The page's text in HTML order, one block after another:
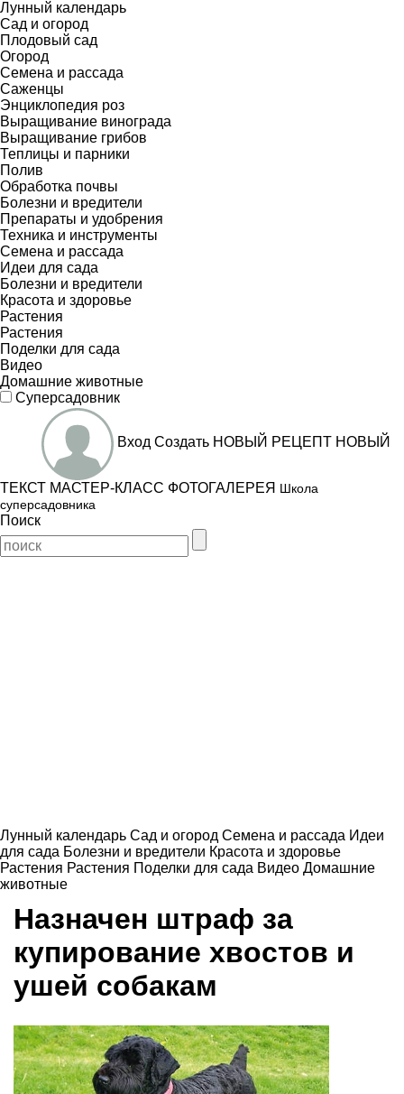
Лунный календарь
Сад и огород
Плодовый сад
Огород
Семена и рассада
Саженцы
Энциклопедия роз
Выращивание винограда
Выращивание грибов
Теплицы и парники
Полив
Обработка почвы
Болезни и вредители
Препараты и удобрения
Техника и инструменты
Семена и рассада
Идеи для сада
Болезни и вредители
Красота и здоровье
Растения
Растения
Поделки для сада
Видео
Домашние животные
Суперсадовник
Вход Создать НОВЫЙ РЕЦЕПТ НОВЫЙ
ТЕКСТ МАСТЕР-КЛАСС ФОТОГАЛЕРЕЯ Школа
суперсадовника
Поиск
Лунный календарь Сад и огород Семена и рассада Идеи
для сада Болезни и вредители Красота и здоровье
Растения Растения Поделки для сада Видео Домашние
животные
Назначен штраф за
купирование хвостов и
ушей собакам